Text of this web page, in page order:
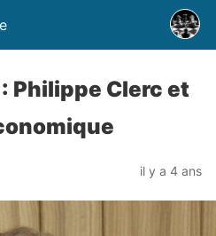
Philippe Clerc et
il y a 4 ans